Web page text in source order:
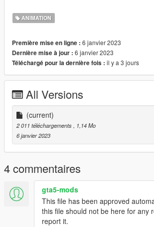
_____________________________________
Look the fav_anim.txt.
ANIMATION
Première mise en ligne : 6 janvier 2023
Dernière mise à jour : 6 janvier 2023
Téléchargé pour la dernière fois : il y a 3 jours
All Versions
(current)
2 011 téléchargements
, 1,14 Mo
6 janvier 2023
4 commentaires
gta5-mods
This file has been approved
this file should not be here for any
report it.